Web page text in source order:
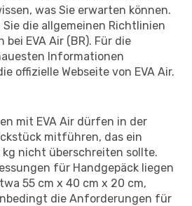
was Sie erwarten können.
die allgemeinen Richtlinien
EVA Air (BR). Für die
Informationen
offizielle Webseite von EVA Air.
mit EVA Air dürfen in der
mitführen, das ein
nicht überschreiten sollte.
für Handgepäck liegen
55 cm x 40 cm x 20 cm,
die Anforderungen für